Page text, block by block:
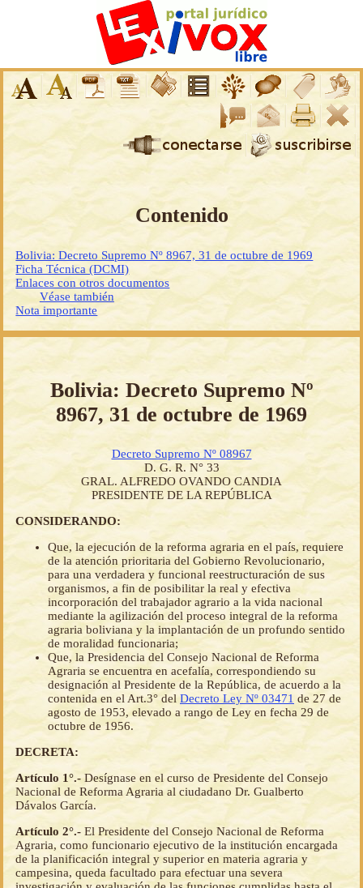
Contenido
Bolivia: Decreto Supremo Nº 8967, 31 de octubre de 1969
Ficha Técnica (DCMI)
Enlaces con otros documentos
Véase también
Nota importante
Bolivia: Decreto Supremo Nº
8967, 31 de octubre de 1969
Decreto Supremo Nº 08967
D. G. R. N° 33
GRAL. ALFREDO OVANDO CANDIA
PRESIDENTE DE LA REPÚBLICA
CONSIDERANDO:
Que, la ejecución de la reforma agraria en el país, requiere
de la atención prioritaria del Gobierno Revolucionario,
para una verdadera y funcional reestructuración de sus
organismos, a fin de posibilitar la real y efectiva
incorporación del trabajador agrario a la vida nacional
mediante la agilización del proceso integral de la reforma
agraria boliviana y la implantación de un profundo sentido
de moralidad funcionaria;
Que, la Presidencia del Consejo Nacional de Reforma
Agraria se encuentra en acefalía, correspondiendo su
designación al Presidente de la República, de acuerdo a la
contenida en el Art.3° delDecreto Ley Nº 03471 de 27 de
agosto de 1953, elevado a rango de Ley en fecha 29 de
octubre de 1956.
DECRETA:
Artículo 1°.-Desígnase en el curso de Presidente del Consejo
Nacional de Reforma Agraria al ciudadano Dr. Gualberto
Dávalos García.
Artículo 2°.- El Presidente del Consejo Nacional de Reforma
Agraria, como funcionario ejecutivo de la institución encargada
de la planificación integral y superior en materia agraria y
campesina, queda facultado para efectuar una severa